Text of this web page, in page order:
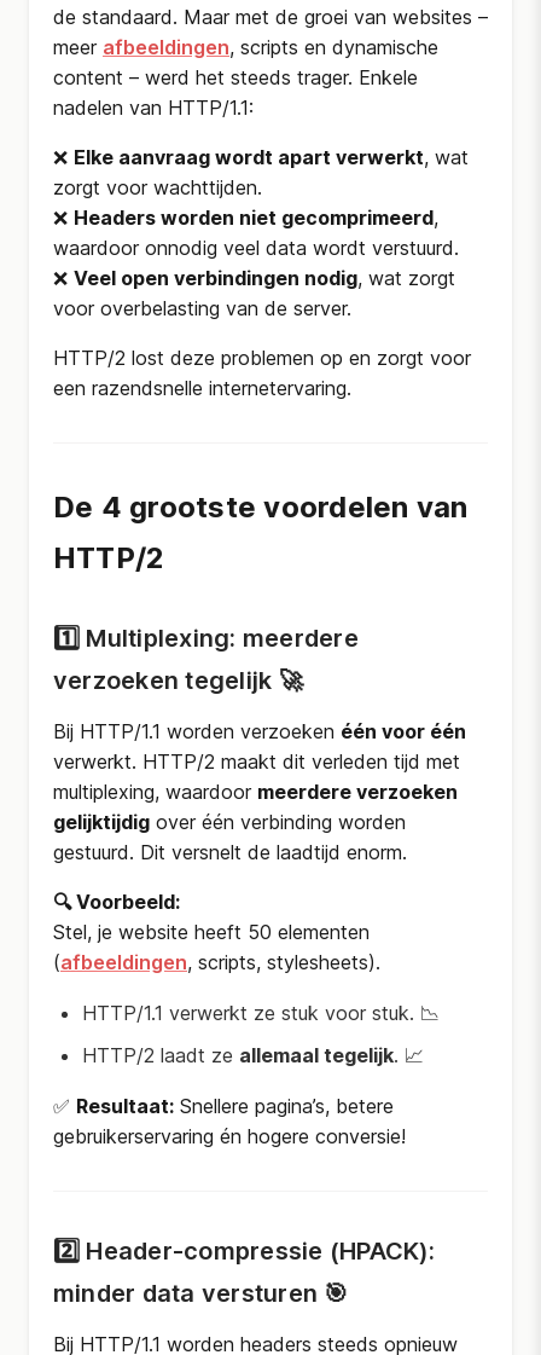
de standaard. Maar met de groei van websites –
meer afbeeldingen, scripts en dynamische
content – werd het steeds trager. Enkele
nadelen van HTTP/1.1:
❌ Elke aanvraag wordt apart verwerkt, wat
zorgt voor wachttijden.
❌ Headers worden niet gecomprimeerd,
waardoor onnodig veel data wordt verstuurd.
❌ Veel open verbindingen nodig, wat zorgt
voor overbelasting van de server.
HTTP/2 lost deze problemen op en zorgt voor
een razendsnelle internetervaring.
De 4 grootste voordelen van
HTTP/2
1️⃣ Multiplexing: meerdere
verzoeken tegelijk 🚀
Bij HTTP/1.1 worden verzoeken één voor één
verwerkt. HTTP/2 maakt dit verleden tijd met
multiplexing, waardoor meerdere verzoeken
gelijktijdig over één verbinding worden
gestuurd. Dit versnelt de laadtijd enorm.
🔍 Voorbeeld:
Stel, je website heeft 50 elementen
(afbeeldingen, scripts, stylesheets).
HTTP/1.1 verwerkt ze stuk voor stuk. 📉
HTTP/2 laadt ze allemaal tegelijk. 📈
✅ Resultaat: Snellere pagina’s, betere
gebruikerservaring én hogere conversie!
2️⃣ Header-compressie (HPACK):
minder data versturen 🎯
Bij HTTP/1.1 worden headers steeds opnieuw